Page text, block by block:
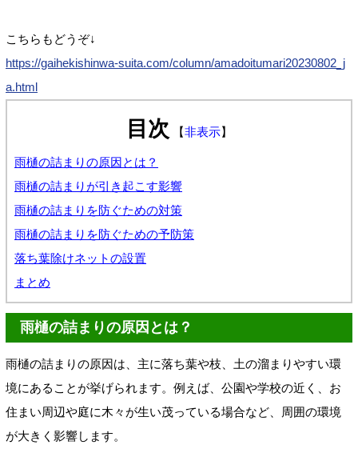
こちらもどうぞ↓
https://gaihekishinwa-suita.com/column/amadoitumari20230802_j
a.html
目次 【非表示】
雨樋の詰まりの原因とは？
雨樋の詰まりが引き起こす影響
雨樋の詰まりを防ぐための対策
雨樋の詰まりを防ぐための予防策
落ち葉除けネットの設置
まとめ
雨樋の詰まりの原因とは？
雨樋の詰まりの原因は、主に落ち葉や枝、土の溜まりやすい環
境にあることが挙げられます。例えば、公園や学校の近く、お
住まい周辺や庭に木々が生い茂っている場合など、周囲の環境
が大きく影響します。